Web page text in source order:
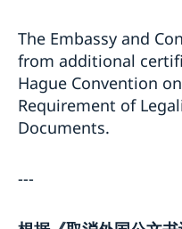
The Embassy and
from additional
Hague Convention
Requirement of
Documents.
---